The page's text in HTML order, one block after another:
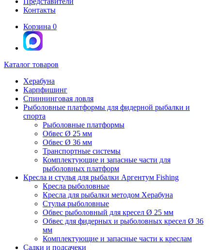
Контакты
Корзина 0
Каталог товаров
Херабуна
Карпфишинг
Спиннинговая ловля
Рыболовные платформы для фидерной рыбалки и
спорта
Рыболовные платформы
Обвес Ø 25 мм
Обвес Ø 36 мм
Транспортные системы
Комплектующие и запасные части для
рыболовных платформ
Кресла и стулья для рыбалки Аргентум Fishing
Кресла рыболовные
Кресла для рыбалки методом Херабуна
Стулья рыболовные
Обвес рыболовный для кресел Ø 25 мм
Обвес для фидерных и рыболовных кресел Ø 36
мм
Комплектующие и запасные части к креслам
Садки и подсачеки